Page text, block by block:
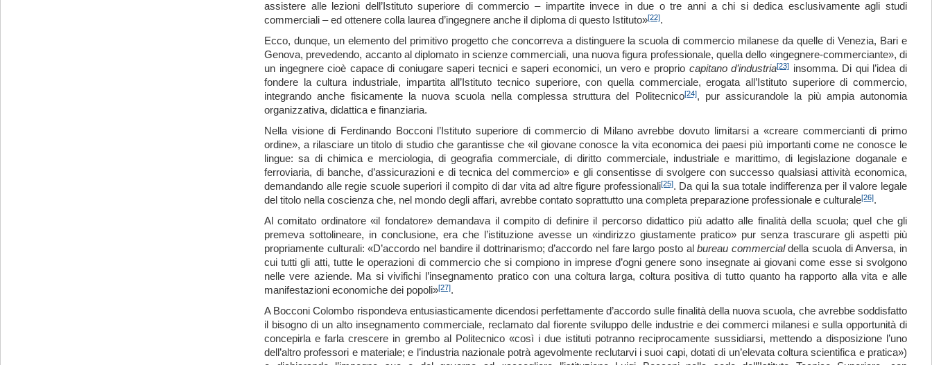
assistere alle lezioni dell’Istituto superiore di commercio – impartite invece in due o tre anni a chi si dedica esclusivamente agli studi
commerciali – ed ottenere colla laurea d’ingegnere anche il diploma di questo Istituto»[22].
Ecco, dunque, un elemento del primitivo progetto che concorreva a distinguere la scuola di commercio milanese da quelle di Venezia, Bari e
Genova, prevedendo, accanto al diplomato in scienze commerciali, una nuova figura professionale, quella dello «ingegnere-commerciante», di
un ingegnere cioè capace di coniugare saperi tecnici e saperi economici, un vero e proprio capitano d’industria[23] insomma. Di qui l’idea di
fondere la cultura industriale, impartita all’Istituto tecnico superiore, con quella commerciale, erogata all’Istituto superiore di commercio,
integrando anche fisicamente la nuova scuola nella complessa struttura del Politecnico[24], pur assicurandole la più ampia autonomia
organizzativa, didattica e finanziaria.
Nella visione di Ferdinando Bocconi l’Istituto superiore di commercio di Milano avrebbe dovuto limitarsi a «creare commercianti di primo
ordine», a rilasciare un titolo di studio che garantisse che «il giovane conosce la vita economica dei paesi più importanti come ne conosce le
lingue: sa di chimica e merciologia, di geografia commerciale, di diritto commerciale, industriale e marittimo, di legislazione doganale e
ferroviaria, di banche, d’assicurazioni e di tecnica del commercio» e gli consentisse di svolgere con successo qualsiasi attività economica,
demandando alle regie scuole superiori il compito di dar vita ad altre figure professionali[25]. Da qui la sua totale indifferenza per il valore legale
del titolo nella coscienza che, nel mondo degli affari, avrebbe contato soprattutto una completa preparazione professionale e culturale[26].
Al comitato ordinatore «il fondatore» demandava il compito di definire il percorso didattico più adatto alle finalità della scuola; quel che gli
premeva sottolineare, in conclusione, era che l’istituzione avesse un «indirizzo giustamente pratico» pur senza trascurare gli aspetti più
propriamente culturali: «D’accordo nel bandire il dottrinarismo; d’accordo nel fare largo posto albureau commercialdella scuola di Anversa, in
cui tutti gli atti, tutte le operazioni di commercio che si compiono in imprese d’ogni genere sono insegnate ai giovani come esse si svolgono
nelle vere aziende. Ma si vivifichi l’insegnamento pratico con una coltura larga, coltura positiva di tutto quanto ha rapporto alla vita e alle
manifestazioni economiche dei popoli»[27].
A Bocconi Colombo rispondeva entusiasticamente dicendosi perfettamente d’accordo sulle finalità della nuova scuola, che avrebbe soddisfatto
il bisogno di un alto insegnamento commerciale, reclamato dal fiorente sviluppo delle industrie e dei commerci milanesi e sulla opportunità di
concepirla e farla crescere in grembo al Politecnico «così i due istituti potranno reciprocamente sussidiarsi, mettendo a disposizione l’uno
dell’altro professori e materiale; e l’industria nazionale potrà agevolmente reclutarvi i suoi capi, dotati di un’elevata coltura scientifica e pratica»)